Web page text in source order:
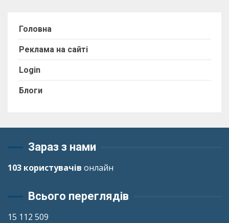
Головна
Реклама на сайті
Login
Блоги
Зараз з нами
103 користувачів онлайн
Всього переглядів
15 112 509